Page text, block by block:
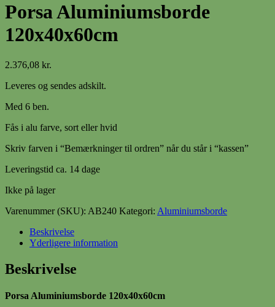
Porsa Aluminiumsborde
120x40x60cm
2.376,08 kr.
Leveres og sendes adskilt.
Med 6 ben.
Fås i alu farve, sort eller hvid
Skriv farven i “Bemærkninger til ordren” når du står i “kassen”
Leveringstid ca. 14 dage
Ikke på lager
Varenummer (SKU): AB240 Kategori: Aluminiumsborde
Beskrivelse
Yderligere information
Beskrivelse
Porsa Aluminiumsborde 120x40x60cm